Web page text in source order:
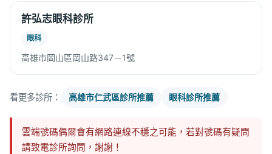
許弘志眼科診所
眼科
高雄市岡山區岡山路347－1號
看更多診所： 高雄市仁武區診所推薦 眼科診所推薦
雲端號碼偶爾會有網路連線不穩之可能，若對號碼有疑問
請致電診所詢問，謝謝！